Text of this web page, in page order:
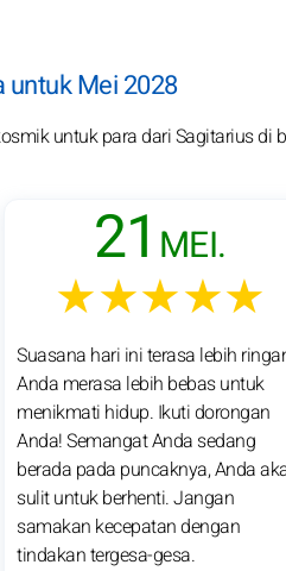
untuk Mei 2028
untuk para dari Sagitarius di
21 MEI.
★★★★★
Suasana hari ini terasa lebih
Anda merasa lebih bebas untuk
menikmati hidup. Ikuti dorongan
Anda! Semangat Anda sedang
berada pada puncaknya, Anda
sulit untuk berhenti. Jangan
samakan kecepatan dengan
tindakan tergesa-gesa.